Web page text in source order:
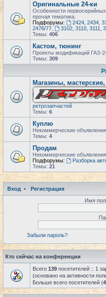
Оригинальные 24-ки
Особенности
прочая тематика.
Подфорумы:
2424, 2434,
2476/77
3102, 3110, 3111,
Темы: 406
Кастом, тюнинг
Проекты модификаций ГАЗ-
Темы: 309
Магазины,
ретрозапчастей
Темы: 6
Куплю
Некоммерческие объявления
Темы: 4
Продам
Некоммерческие
Подфорумы:
Разборка
Темы: 21
Вход •
Регистрация
Имя
Забыли пароль?
Кто сейчас на конференции
Всего 139 посетителей :: 1
(основано на активности
Больше всего посетителей (